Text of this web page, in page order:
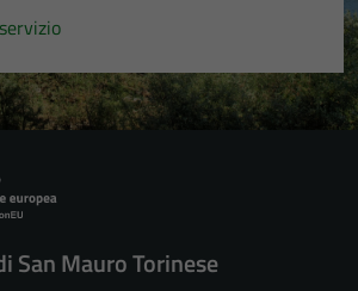
San Mauro Torinese